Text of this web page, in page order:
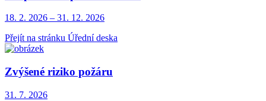
18. 2. 2026 – 31. 12. 2026
Přejít na stránku Úřední deska
Zvýšené riziko požáru
31. 7. 2026